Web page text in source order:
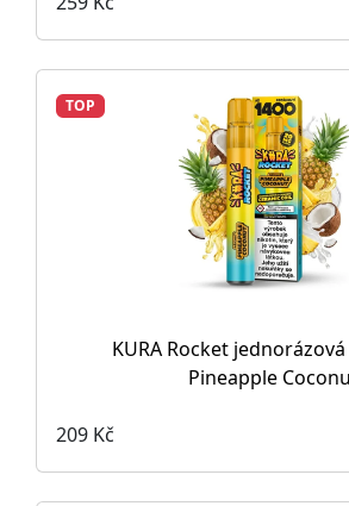
TOP
KURA Rocket
Pineapple
209 Kč